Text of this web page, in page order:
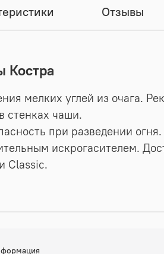
Отзывы
Костра
мелких углей из очага.
стенках чаши.
при разведении
искрогасителем.
Classic.